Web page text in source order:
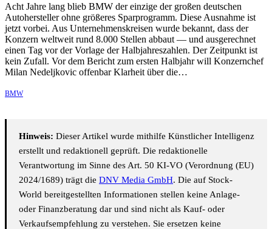
Acht Jahre lang blieb BMW der einzige der großen deutschen
Autohersteller ohne größeres Sparprogramm. Diese Ausnahme ist
jetzt vorbei. Aus Unternehmenskreisen wurde bekannt, dass der
Konzern weltweit rund 8.000 Stellen abbaut — und ausgerechnet
einen Tag vor der Vorlage der Halbjahreszahlen. Der Zeitpunkt ist
kein Zufall. Vor dem Bericht zum ersten Halbjahr will Konzernchef
Milan Nedeljkovic offenbar Klarheit über die…
BMW
Hinweis: Dieser Artikel wurde mithilfe Künstlicher Intelligenz
erstellt und redaktionell geprüft. Die redaktionelle
Verantwortung im Sinne des Art. 50 KI-VO (Verordnung (EU)
2024/1689) trägt die DNV Media GmbH. Die auf Stock-
World bereitgestellten Informationen stellen keine Anlage-
oder Finanzberatung dar und sind nicht als Kauf- oder
Verkaufsempfehlung zu verstehen. Sie ersetzen keine